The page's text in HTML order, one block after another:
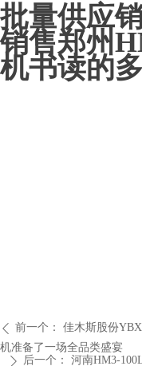
ꄴ 前一个：
佳木斯股份
机准备了一场全品类盛宴
ꄲ 后一个： 河南HM3-
批量供应
销售郑州
机书读的